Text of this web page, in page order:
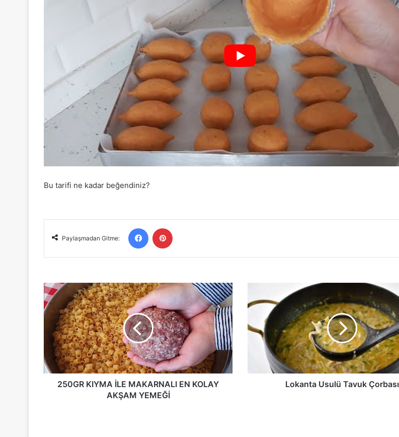
Bu tarifi ne kadar beğendiniz?
Paylaşmadan Gitme:
Facebook
250GR
KIYMA
İLE
MAKARNALI
KOLAY
AKŞAM
YEMEĞİ
250GR KIYMA İLE MAKARNALI EN KOLAY
AKŞAM YEMEĞİ
Usulü
Tavuk
Çorbası
Lokanta Usulü Tavuk Çorbası